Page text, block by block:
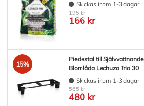
Skickas inom 1-3 dagar
195 kr
166 kr
15%
Piedestal till Självvattnande
Blomlåda Lechuza Trio 30
Skickas inom 1-3 dagar
565 kr
480 kr